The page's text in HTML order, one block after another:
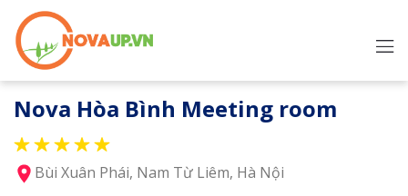
Nova Hòa Bình Meeting room
Bùi Xuân Phái, Nam Từ Liêm, Hà Nội